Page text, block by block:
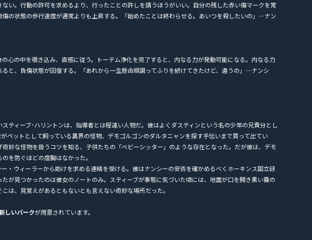
い。行動の許可を求めるより、行ったことの許しを請うほうがいい。自分の残した赤い傷マークを常
の状態の歩行速度が通常よりも上昇する。「始めたことは終わらせる。あいつを殺したいの」―ナン
心の中を覗き込み、直感に従う。トーテム浄化を完了すると、内なる力が発動可能になる。内なる力
と、負傷状態が回復する。「あれから一生懸命順調ってふりを続けてきたけど、違うの」―ナンシ
ティーブ･ハリントンは、指導者とは程遠い人物だ。彼はよくダスティンという名の少年の兄貴分とし
ペットとして飼っている異界の怪物、デモゴルゴンのダルタニャンを探す手伝いまで買って出てい
妙な怪物を扱うコツを知る、子供たちの「ベビーシッター」のような存在となった。だが彼は、デモ
を防ぐほどの度胸はなかった。
・ウィーラーから助けを求める連絡を受ける。彼はナンシーの安否を確かめるべくホーキンス国立研
が見つかったのは彼女のノートのみ。スティーブが事態に気づいた頃には、地面が口を開き黒い霧の
は、見覚えがあるともないとも言えない奇妙な場所だった。
しいパークが用意されています。